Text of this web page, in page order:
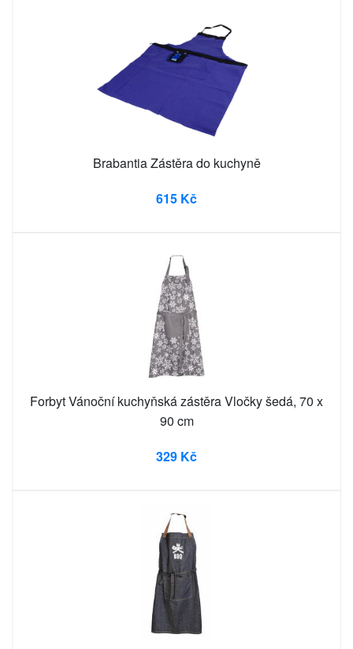
Brabantia Zástěra do kuchyně
615 Kč
Forbyt Vánoční kuchyňská zástěra Vločky šedá, 70 x
90 cm
329 Kč